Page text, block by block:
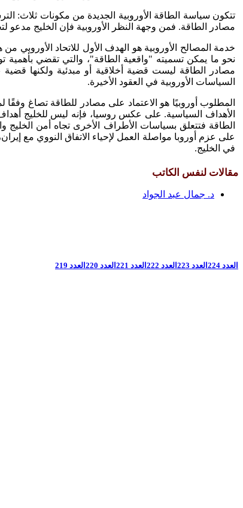
تتكون سياسة الطاقة الأوروبية الجديدة من مكونات ثلاث:
مصادر الطاقة. فمن وجهة النظر الأوروبية فإن الخليج مدعو
خدمة المصالح الأوروبية هو الهدف الأول للاتحاد الأوروبي
نحو ما يمكن تسميته "واقعية الطاقة"، والتي تقضي بأهمية
مصادر الطاقة ليست قضية أخلاقية أو مبدئية ولكنها
السياسات الأوروبية في العقود الأخيرة.
المطلوب أوروبيًا هو الاعتماد على مصادر للطاقة تصاغ
الأهداف السياسية. على عكس روسيا، فإنه ليس للخليج
الطاقة فتتعلق بسياسات الأطراف الأخرى تجاه أمن الخليج
على عزم أوروبا مواصلة العمل لإحياء الاتفاق النووي مع
في الخليج.
مقالات لنفس الكاتب
د. جمال عبد الجواد
العدد 224 العدد 223 العدد 222 العدد 221 العدد 220 العدد 219